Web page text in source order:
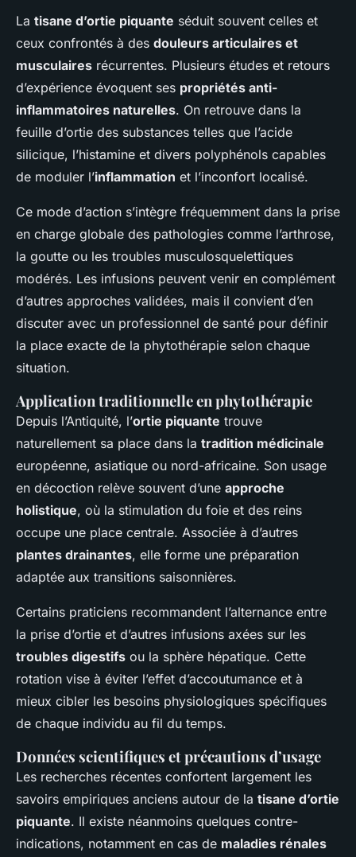
La tisane d’ortie piquante séduit souvent celles et
ceux confrontés à des douleurs articulaires et
musculaires récurrentes. Plusieurs études et retours
d’expérience évoquent ses propriétés anti-
inflammatoires naturelles. On retrouve dans la
feuille d’ortie des substances telles que l’acide
silicique, l’histamine et divers polyphénols capables
de moduler l’inflammation et l’inconfort localisé.
Ce mode d’action s’intègre fréquemment dans la prise
en charge globale des pathologies comme l’arthrose,
la goutte ou les troubles musculosquelettiques
modérés. Les infusions peuvent venir en complément
d’autres approches validées, mais il convient d’en
discuter avec un professionnel de santé pour définir
la place exacte de la phytothérapie selon chaque
situation.
Application traditionnelle en phytothérapie
Depuis l’Antiquité, l’ortie piquante trouve
naturellement sa place dans la tradition médicinale
européenne, asiatique ou nord-africaine. Son usage
en décoction relève souvent d’une approche
holistique, où la stimulation du foie et des reins
occupe une place centrale. Associée à d’autres
plantes drainantes, elle forme une préparation
adaptée aux transitions saisonnières.
Certains praticiens recommandent l’alternance entre
la prise d’ortie et d’autres infusions axées sur les
troubles digestifs ou la sphère hépatique. Cette
rotation vise à éviter l’effet d’accoutumance et à
mieux cibler les besoins physiologiques spécifiques
de chaque individu au fil du temps.
Données scientifiques et précautions d’usage
Les recherches récentes confortent largement les
savoirs empiriques anciens autour de la tisane d’ortie
piquante. Il existe néanmoins quelques contre-
indications, notamment en cas de maladies rénales